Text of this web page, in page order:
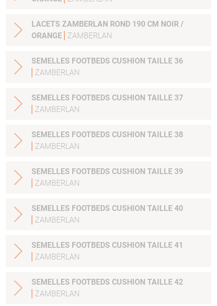
LACETS ZAMBERLAN ROND 190 CM NOIR /
ORANGE
ZAMBERLAN
SEMELLES FOOTBEDS CUSHION TAILLE 36
ZAMBERLAN
SEMELLES FOOTBEDS CUSHION TAILLE 37
ZAMBERLAN
SEMELLES FOOTBEDS CUSHION TAILLE 38
ZAMBERLAN
SEMELLES FOOTBEDS CUSHION TAILLE 39
ZAMBERLAN
SEMELLES FOOTBEDS CUSHION TAILLE 40
ZAMBERLAN
SEMELLES FOOTBEDS CUSHION TAILLE 41
ZAMBERLAN
SEMELLES FOOTBEDS CUSHION TAILLE 42
ZAMBERLAN